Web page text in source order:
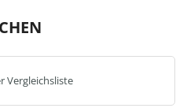
Vergleichsliste